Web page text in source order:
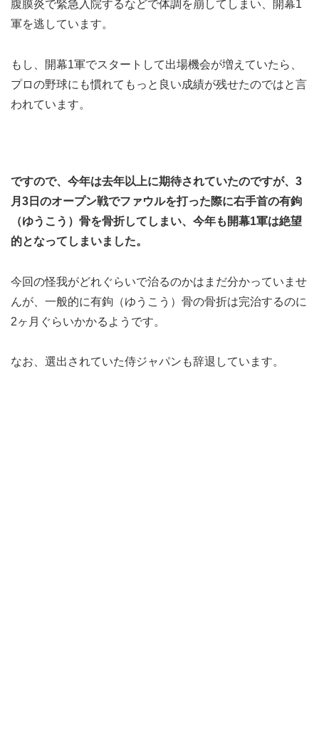
腹膜炎で緊急入院するなどで体調を崩してしまい、開幕1
軍を逃しています。
もし、開幕1軍でスタートして出場機会が増えていたら、
プロの野球にも慣れてもっと良い成績が残せたのではと言
われています。
ですので、今年は去年以上に期待されていたのですが、3
月3日のオープン戦でファウルを打った際に右手首の有鉤
（ゆうこう）骨を骨折してしまい、今年も開幕1軍は絶望
的となってしまいました。
今回の怪我がどれぐらいで治るのかはまだ分かっていませ
んが、一般的に有鉤（ゆうこう）骨の骨折は完治するのに
2ヶ月ぐらいかかるようです。
なお、選出されていた侍ジャパンも辞退しています。